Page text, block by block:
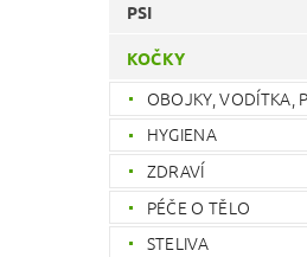
PSI
KOČKY
OBOJKY, VODÍTKA,
HYGIENA
ZDRAVÍ
PÉČE O TĚLO
STELIVA